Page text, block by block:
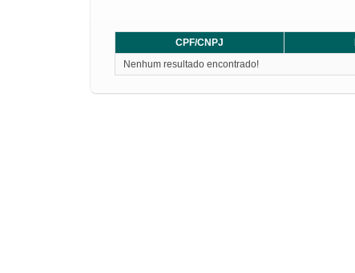
CPF/CNPJ
Nenhum resultado encontrado!